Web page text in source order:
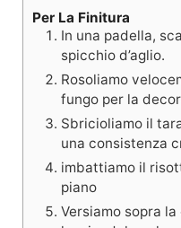
Per La Finitura
In una padella,
spicchio d’aglio.
Rosoliamo
fungo per la
Sbricioliamo il
una consistenza
imbattiamo il
piano
Versiamo sopra